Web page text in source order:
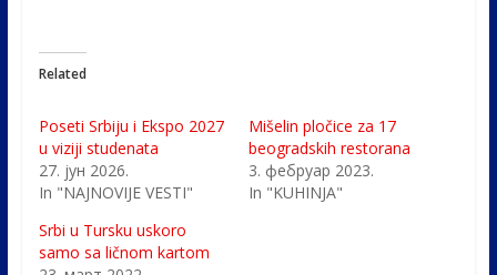
Related
Poseti Srbiju i Ekspo 2027
u viziji studenata
27. јун 2026.
In "NAJNOVIJE VESTI"
Mišelin pločice za 17
beogradskih restorana
3. фебруар 2023.
In "KUHINJA"
Srbi u Tursku uskoro
samo sa ličnom kartom